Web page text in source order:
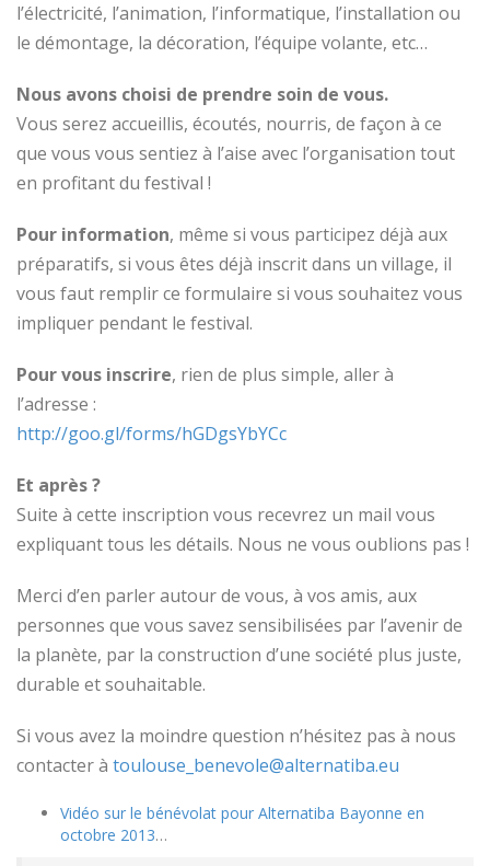
l’électricité, l’animation, l’informatique, l’installation ou
le démontage, la décoration, l’équipe volante, etc…
Nous avons choisi de prendre soin de vous.
Vous serez accueillis, écoutés, nourris, de façon à ce
que vous vous sentiez à l’aise avec l’organisation tout
en profitant du festival !
Pour information, même si vous participez déjà aux
préparatifs, si vous êtes déjà inscrit dans un village, il
vous faut remplir ce formulaire si vous souhaitez vous
impliquer pendant le festival.
Pour vous inscrire, rien de plus simple, aller à
l’adresse :
http://goo.gl/forms/hGDgsYbYCc
Et après ?
Suite à cette inscription vous recevrez un mail vous
expliquant tous les détails. Nous ne vous oublions pas !
Merci d’en parler autour de vous, à vos amis, aux
personnes que vous savez sensibilisées par l’avenir de
la planète, par la construction d’une société plus juste,
durable et souhaitable.
Si vous avez la moindre question n’hésitez pas à nous
contacter à toulouse_benevole@alternatiba.eu
Vidéo sur le bénévolat pour Alternatiba Bayonne en
octobre 2013…